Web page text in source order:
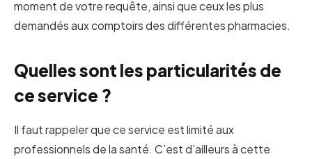
moment de votre requête, ainsi que ceux les plus
demandés aux comptoirs des différentes pharmacies.
Quelles sont les particularités de
ce service ?
Il faut rappeler que ce service est limité aux
professionnels de la santé. C’est d’ailleurs à cette